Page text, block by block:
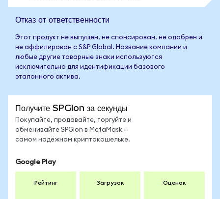
Отказ от ответственности
Этот продукт не выпущен, не спонсирован, не одобрен и
не аффилирован с S&P Global. Название компании и
любые другие товарные знаки используются
исключительно для идентификации базового
эталонного актива.
Получите SPGIon за секунды
Покупайте, продавайте, торгуйте и
обменивайте SPGIon в MetaMask —
самом надёжном криптокошельке.
Google Play
Рейтинг Загрузок Оценок